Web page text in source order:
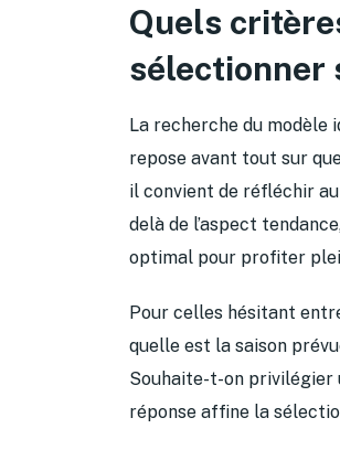
Quels
sélectionner
La recherche du modèle
repose avant tout sur
il convient de réfléchir
delà de l’aspect
optimal pour profiter
Pour celles hésitant
quelle est la saison
Souhaite-t-on privilégier
réponse affine la